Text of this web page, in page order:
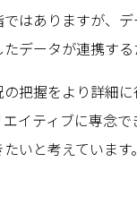
はありますが、
データが連携す
把握をより詳細
イティブに専念
いと考えています。